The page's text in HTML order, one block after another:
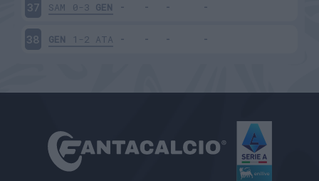
37 SAM 0-3 GEN
38 GEN 1-2 ATA